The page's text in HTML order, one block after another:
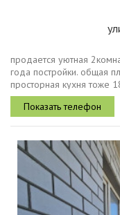
продается уютная
года постройки. общая
просторная кухня тоже
10этажного дома.
двор, что...